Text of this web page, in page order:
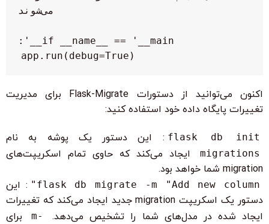
اکنون می‌توانید از دستورات Flask-Migrate برای مدیریت
تغییرات پایگاه داده خود استفاده کنید:
flask db init : این دستور یک پوشه به نام
migrations
ایجاد می‌کند که حاوی تمام اسکریپت‌های
migration شما خواهد بود.
flask db migrate -m "Add new column"
: این
دستور یک اسکریپت migration جدید ایجاد می‌کند که تغییرات
ایجاد شده در مدل‌های شما را تشخیص می‌دهد.
-m
برای